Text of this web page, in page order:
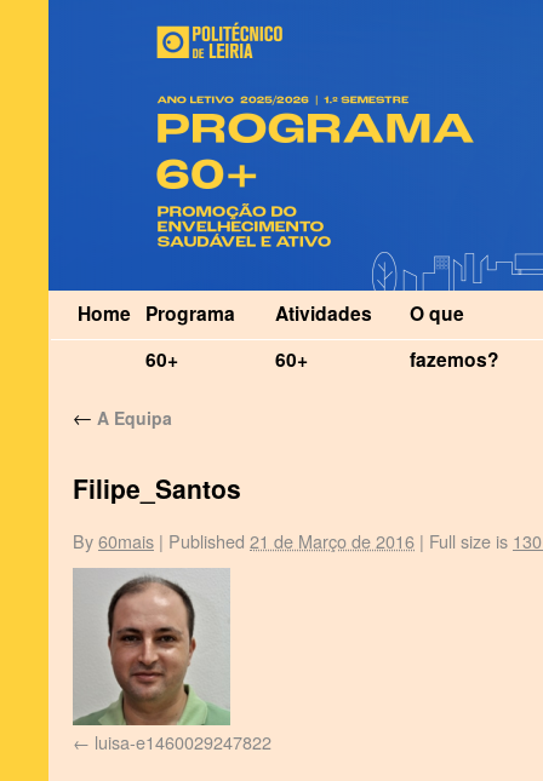
Home Programa
60+
Atividades
60+
O que
fazemos?
← A Equipa
Filipe_Santos
By60mais | Published 21 de Março de 2016 | Full size is
luisa-e1460029247822